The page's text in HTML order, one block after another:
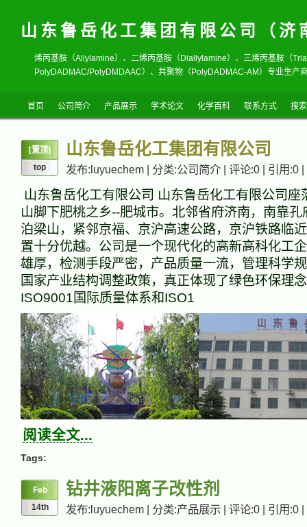
山东鲁岳化工集团有限公司（济
烯丙基胺（Allylamine）、二烯丙基胺（Diallylamine）、三烯丙基胺（
PolyDADMAC/PolyDMDAAC）、共聚物（PolyDADMAC-AM）专业生
首页 公司简介 产品展示 学术论文 化学百科 联系方式 搜索
[置顶]
top
山东鲁岳化工集团有限公司
发布:luyuechem | 分类:公司简介 | 评论:0 | 引用:0 |
山东鲁岳化工有限公司 山东鲁岳化工有限公司座
山脚下肥桃之乡--肥城市。北邻省府济南，南靠
泊梁山，紧邻京福、京沪高速公路，京沪铁路临
置十分优越。公司是一个现代化的高新高科化工
雄厚，检测手段严密，产品质量一流，管理科学
国家产业结构调整政策，真正体现了绿色环保理
ISO9001国际质量体系和ISO1
阅读全文...
Tags:
Feb
14th
钻井液阳离子改性剂
发布:luyuechem | 分类:产品展示 | 评论:0 | 引用:0 |